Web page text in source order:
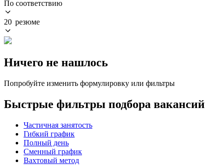
По соответствию
20 резюме
Ничего не нашлось
Попробуйте изменить формулировку или фильтры
Быстрые фильтры подбора вакансий
Частичная занятость
Гибкий график
Полный день
Сменный график
Вахтовый метод